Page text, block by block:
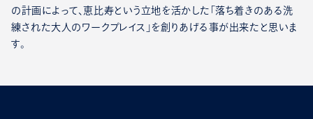
の計画によって、恵比寿という立地を活かした「落ち着きのある洗
練された大人のワークプレイス」を創りあげる事が出来たと思いま
す。